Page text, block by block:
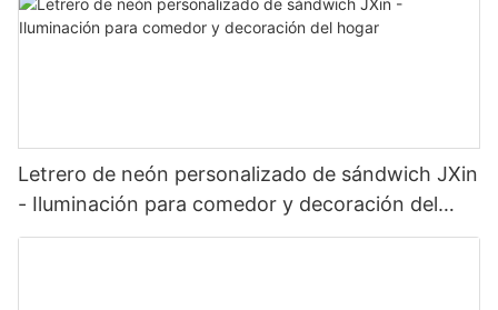
Letrero de neón personalizado de sándwich JXin
- Iluminación para comedor y decoración del
hogar